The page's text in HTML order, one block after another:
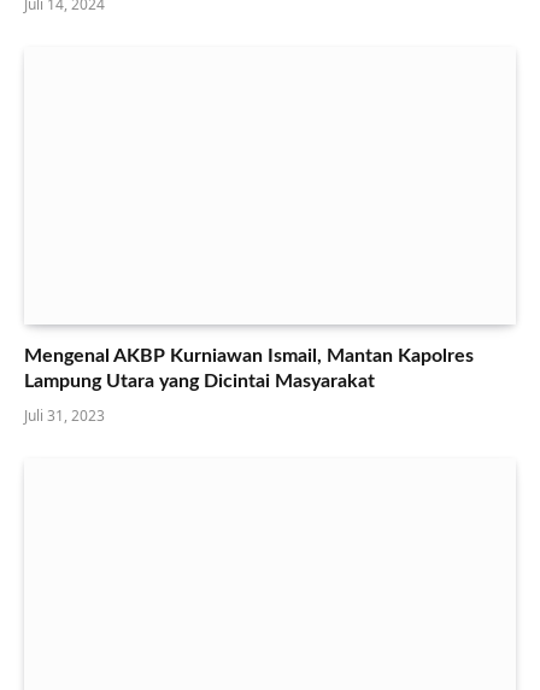
Juli 14, 2024
Mengenal AKBP Kurniawan Ismail, Mantan Kapolres
Lampung Utara yang Dicintai Masyarakat
Juli 31, 2023